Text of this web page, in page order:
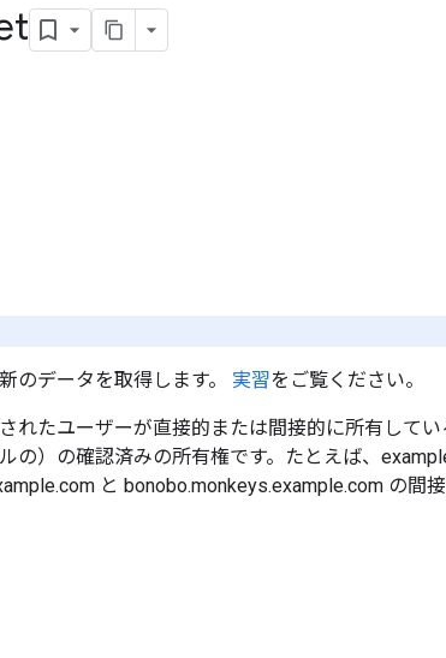
のデータを取得します。 実習をご覧ください。
れたユーザーが直接的または間接的に所有して
の）の確認済みの所有権です。たとえば、
と bonobo.monkeys.example.com の間接